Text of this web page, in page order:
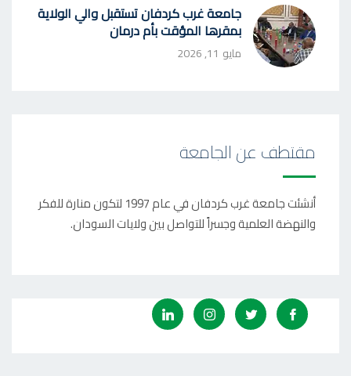
جامعة غرب كردفان تستقبل والي الولاية
بمقرها المؤقت بأم درمان
مايو 11, 2026
مقتطف عن الجامعة
أنشئت جامعة غرب كردفان في عام 1997 لتكون منارة للفكر
والنهضة العلمية وجسراً للتواصل بين ولايات السودان.